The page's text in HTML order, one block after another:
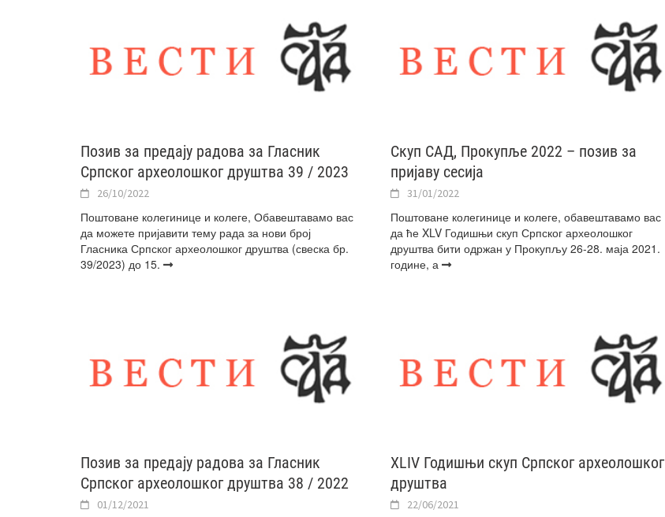
Позив за предају радова за Гласник
Српског археолошког друштва 39 / 2023
26/10/2022
Поштоване колегинице и колеге, Обавештавамо вас
да можете пријавити тему рада за нови број
Гласника Српског археолошког друштва (свеска бр.
39/2023) до 15.
Скуп САД, Прокупље 2022 – позив за
пријаву сесија
31/01/2022
Поштоване колегинице и колеге, обавештавамо вас
да ће XLV Годишњи скуп Српског археолошког
друштва бити одржан у Прокупљу 26-28. маја 2021.
године, а
Позив за предају радова за Гласник
Српског археолошког друштва 38 / 2022
01/12/2021
XLIV Годишњи скуп Српског археолошког
друштва
22/06/2021